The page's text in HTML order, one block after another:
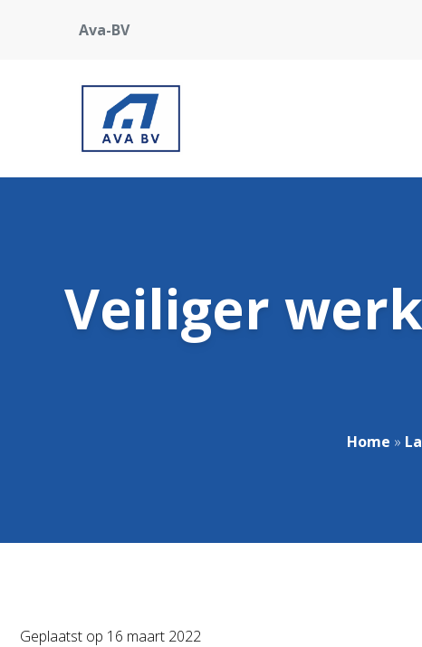
Ava-BV
Veiliger
Home »
Geplaatst op 16 maart 2022